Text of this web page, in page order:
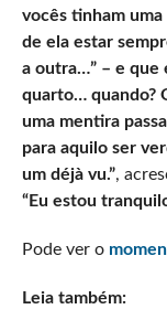
vocês tinham
de ela estar
a outra…” – e que
quarto… quando?
uma mentira
para aquilo ser
um déjà vu.”,
“Eu estou
Pode ver o
Leia também: